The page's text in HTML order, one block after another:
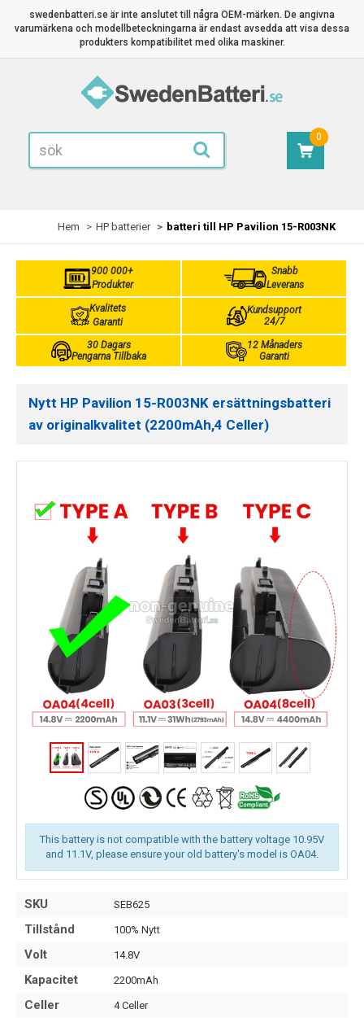
swedenbatteri.se är inte anslutet till några OEM-märken. De angivna
varumärkena och modellbeteckningarna är endast avsedda att visa dessa
produkters kompatibilitet med olika maskiner.
0
Hem HP batterier batteri till HP Pavilion 15-R003NK
900 000+
Produkter
Snabb
Leverans
Kvalitets
Garanti
Kundsupport
24/7
30 Dagars
Pengarna Tillbaka
12 Månaders
Garanti
Nytt HP Pavilion 15-R003NK ersättningsbatteri
av originalkvalitet (2200mAh,4 Celler)
This battery is not compatible with the battery voltage 10.95V
and 11.1V, please ensure your old battery's model is OA04.
SKU SEB625
Tillstånd 100% Nytt
Volt 14.8V
Kapacitet 2200mAh
Celler 4 Celler